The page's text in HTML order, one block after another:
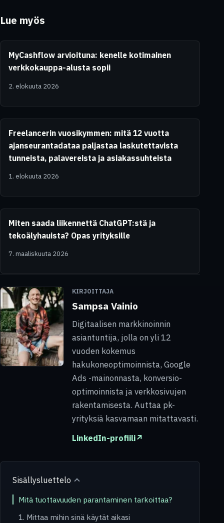
Lue myös
MyCashflow arvioituna: kenelle kotimainen
verkkokauppa-alusta sopii
2. elokuuta 2026
Freelancerin vuosikymmen: mitä 12 vuotta
ajanseurantadataa paljastaa laskutettavista
tunneista, palavereista ja asiakassuhteista
1. elokuuta 2026
Miten saada liikennettä ChatGPT:stä ja
tekoälyhauista? Opas yrityksille
7. maaliskuuta 2026
KIRJOITTAJA
Sampsa Vainio
Digitaalisen markkinoinnin
asiantuntija, jolla on yli 12
vuoden kokemus
hakukoneoptimoinnista, Google
Ads -mainonnasta, konversio-
optimoinnista ja verkkosivujen
rakentamisesta. Auttaa pk-
yrityksiä kasvamaan mitattavasti.
LinkedIn-profiili↗
Sisällysluettelo
Mitä tuottavuuden parantaminen tarkoittaa?
1. Mittaa mihin sinä käytät aikasi